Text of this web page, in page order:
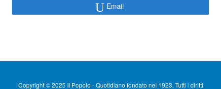
Email
Copyright © 2025 Il Popolo - Quotidiano fondato nel 1923. Tutti i diritti